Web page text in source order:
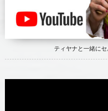
ティヤナと一緒に